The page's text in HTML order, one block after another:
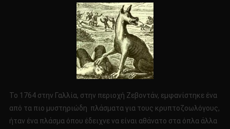
Το 1764 στην Γαλλία, στην περιοχή Ζεβοντάν, εμφανίστηκε ένα
από τα πιο μυστηριώδη πλάσματα για τους κρυπτοζοωλόγους,
ήταν ένα πλάσμα όπου έδειχνε να είναι αθάνατο στα όπλα άλλα